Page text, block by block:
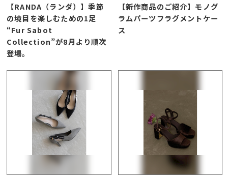
【RANDA（ランダ）】季節
の境目を楽しむための1足
“Fur Sabot
Collection”が8月より順次
登場。
【新作商品のご紹介】モノグ
ラムパーツフラグメントケー
ス